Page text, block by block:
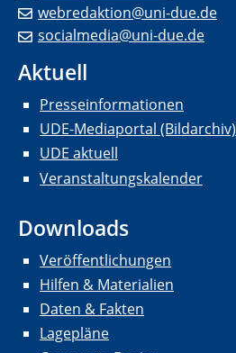
webredaktion@uni-due.de
socialmedia@uni-due.de
Aktuell
Presseinformationen
UDE-Mediaportal (Bildarchiv)
UDE aktuell
Veranstaltungskalender
Downloads
Veröffentlichungen
Hilfen & Materialien
Daten & Fakten
Lagepläne